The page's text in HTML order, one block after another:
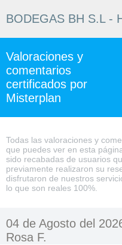
BODEGAS BH S.L -
Valoraciones y
comentarios
certificados por
Misterplan
Todas las valoraciones y
que puedes ver en esta
sido recabadas de usuarios
previamente realizaron su
disfrutaron de nuestros
lo que son reales 100%.
04 de Agosto del
Rosa F.